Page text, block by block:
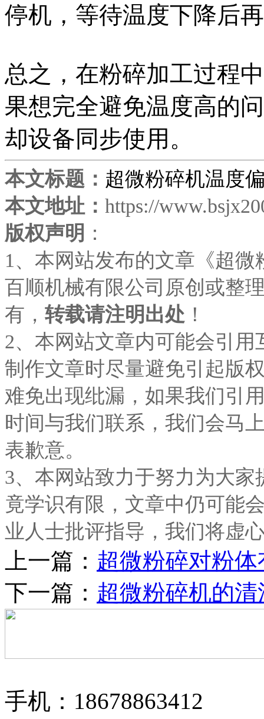
停机，等待温度下降后
总之，在粉碎加工过程
果想完全避免温度高的
却设备同步使用。
本文标题： 超微粉碎机温度
本文地址： https://
版权声明 ：
1、本网站发布的文章《超微
百顺机械有限公司原创或整
有， 转载请注明出处 ！
2、本网站文章内可能会引
制作文章时尽量避免引起版
难免出现纰漏，如果我们引
时间与我们联系，我们会马
表歉意。
3、本网站致力于努力为大
竟学识有限，文章中仍可能
业人士批评指导，我们将虚
上一篇： 超微粉碎对粉
下一篇： 超微粉碎机的
手机：18678863412